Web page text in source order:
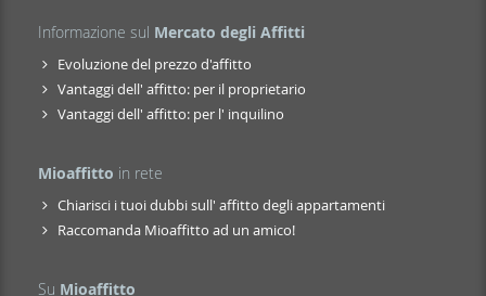
Informazione sul Mercato degli Affitti
Evoluzione del prezzo d'affitto
Vantaggi dell' affitto: per il proprietario
Vantaggi dell' affitto: per l' inquilino
Mioaffitto in rete
Chiarisci i tuoi dubbi sull' affitto degli appartamenti
Raccomanda Mioaffitto ad un amico!
Su Mioaffitto